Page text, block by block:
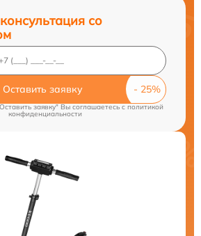
со
Оставить заявку
заявку" Вы соглашаетесь cполитикой
конфиденциальности